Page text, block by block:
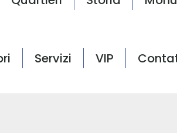
Servizi VIP